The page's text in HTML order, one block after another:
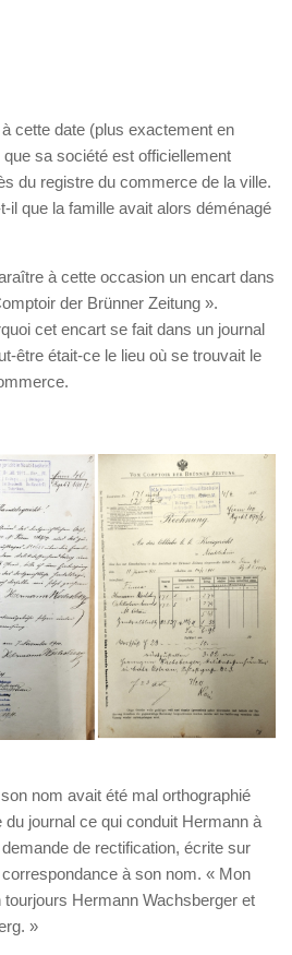
à cette date (plus exactement en
que sa société est officiellement
du registre du commerce de la ville.
il que la famille avait alors déménagé
à cette occasion un encart dans
der Brünner Zeitung ».
cet encart se fait dans un journal
être était-ce le lieu où se trouvait le
nom avait été mal orthographié
du journal ce qui conduit Hermann à
de rectification, écrite sur
à son nom. « Mon
tourjours Hermann Wachsberger et
»